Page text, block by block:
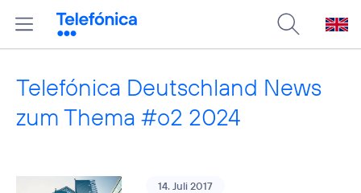
Telefónica Deutschland News
zum Thema #o2 2024
14. Juli 2017